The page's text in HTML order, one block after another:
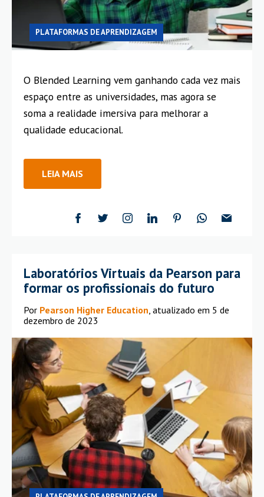
PLATAFORMAS DE APRENDIZAGEM
O Blended Learning vem ganhando cada vez mais
espaço entre as universidades, mas agora se
soma a realidade imersiva para melhorar a
qualidade educacional.
LEIA MAIS
Laboratórios Virtuais da Pearson para
formar os profissionais do futuro
Por Pearson Higher Education , atualizado em 5 de
dezembro de 2023